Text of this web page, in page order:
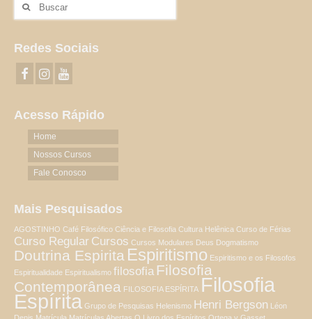
por:
Redes Sociais
Acesso Rápido
Home
Nossos Cursos
Fale Conosco
Mais Pesquisados
AGOSTINHO Café Filosófico Ciência e Filosofia Cultura Helênica Curso de Férias
Curso Regular Cursos Cursos Modulares Deus Dogmatismo
Doutrina Espirita Espiritismo Espiritismo e os Filosofos
Espiritualidade Espiritualismo filosofia Filosofia
Contemporânea FILOSOFIA ESPÍRITA Filosofia
Espírita Grupo de Pesquisas Helenismo Henri Bergson Léon